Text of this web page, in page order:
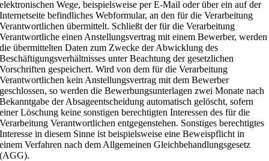
elektronischen Wege, beispielsweise per E-Mail oder über ein auf der
Internetseite befindliches Webformular, an den für die Verarbeitung
Verantwortlichen übermittelt. Schließt der für die Verarbeitung
Verantwortliche einen Anstellungsvertrag mit einem Bewerber, werden
die übermittelten Daten zum Zwecke der Abwicklung des
Beschäftigungsverhältnisses unter Beachtung der gesetzlichen
Vorschriften gespeichert. Wird von dem für die Verarbeitung
Verantwortlichen kein Anstellungsvertrag mit dem Bewerber
geschlossen, so werden die Bewerbungsunterlagen zwei Monate nach
Bekanntgabe der Absageentscheidung automatisch gelöscht, sofern
einer Löschung keine sonstigen berechtigten Interessen des für die
Verarbeitung Verantwortlichen entgegenstehen. Sonstiges berechtigtes
Interesse in diesem Sinne ist beispielsweise eine Beweispflicht in
einem Verfahren nach dem Allgemeinen Gleichbehandlungsgesetz
(AGG).